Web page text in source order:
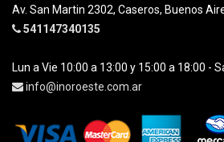
Av. San Martin 2302, Caseros, Buenos
541147340135
Lun a Vie 10:00 a 13:00 y 15:00 a 18:00 -
info@inoroeste.com.ar